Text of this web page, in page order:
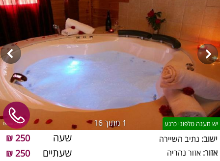
1 מתוך 16 יש מענה טלפוני כרגע
שעה 250 ₪
שעתיים 250 ₪
ישוב: נתיב השיירה
אזור: אזור נהריה